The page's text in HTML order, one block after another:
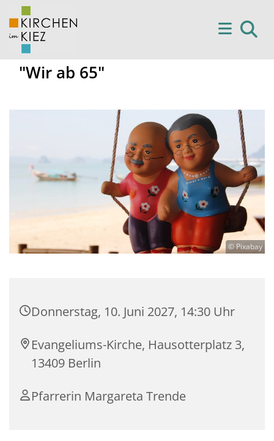
"Wir ab 65"
© Pixabay
Donnerstag, 10. Juni 2027, 14:30 Uhr
Evangeliums-Kirche, Hausotterplatz 3,
13409 Berlin
Pfarrerin Margareta Trende